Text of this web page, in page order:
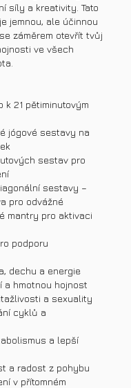
síly a kreativity. Tato
jemnou, ale účinnou
záměrem otevřít tvůj
ve všech
k 21 pětiminutovým
jógové sestavy na
sestav pro
sestavy –
pro odvážné
mantry pro aktivaci
podporu
dechu a energie
a hmotnou hojnost
a sexuality
cyklů a
a lepší
a radost z pohybu
v přítomném